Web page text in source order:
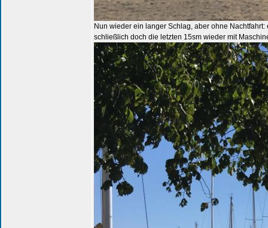
Nun wieder ein langer Schlag, aber ohne
schließlich doch die letzten 15sm wieder mit